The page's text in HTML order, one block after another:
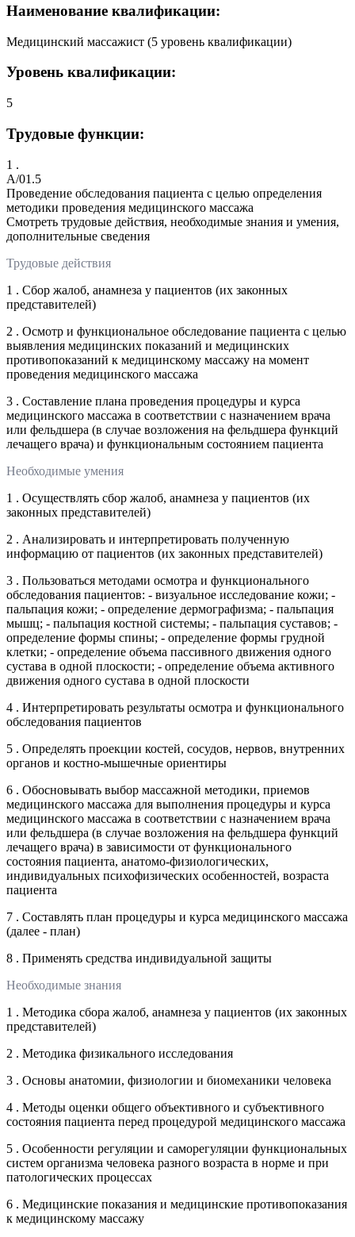
Наименование квалификации:
Медицинский массажист (5 уровень квалификации)
Уровень квалификации:
5
Трудовые функции:
1 .
A/01.5
Проведение обследования пациента с целью определения
методики проведения медицинского массажа
Смотреть трудовые действия, необходимые знания и умения,
дополнительные сведения
Трудовые действия
1 . Сбор жалоб, анамнеза у пациентов (их законных
представителей)
2 . Осмотр и функциональное обследование пациента с целью
выявления медицинских показаний и медицинских
противопоказаний к медицинскому массажу на момент
проведения медицинского массажа
3 . Составление плана проведения процедуры и курса
медицинского массажа в соответствии с назначением врача
или фельдшера (в случае возложения на фельдшера функций
лечащего врача) и функциональным состоянием пациента
Необходимые умения
1 . Осуществлять сбор жалоб, анамнеза у пациентов (их
законных представителей)
2 . Анализировать и интерпретировать полученную
информацию от пациентов (их законных представителей)
3 . Пользоваться методами осмотра и функционального
обследования пациентов: - визуальное исследование кожи; -
пальпация кожи; - определение дермографизма; - пальпация
мышц; - пальпация костной системы; - пальпация суставов; -
определение формы спины; - определение формы грудной
клетки; - определение объема пассивного движения одного
сустава в одной плоскости; - определение объема активного
движения одного сустава в одной плоскости
4 . Интерпретировать результаты осмотра и функционального
обследования пациентов
5 . Определять проекции костей, сосудов, нервов, внутренних
органов и костно-мышечные ориентиры
6 . Обосновывать выбор массажной методики, приемов
медицинского массажа для выполнения процедуры и курса
медицинского массажа в соответствии с назначением врача
или фельдшера (в случае возложения на фельдшера функций
лечащего врача) в зависимости от функционального
состояния пациента, анатомо-физиологических,
индивидуальных психофизических особенностей, возраста
пациента
7 . Составлять план процедуры и курса медицинского массажа
(далее - план)
8 . Применять средства индивидуальной защиты
Необходимые знания
1 . Методика сбора жалоб, анамнеза у пациентов (их законных
представителей)
2 . Методика физикального исследования
3 . Основы анатомии, физиологии и биомеханики человека
4 . Методы оценки общего объективного и субъективного
состояния пациента перед процедурой медицинского массажа
5 . Особенности регуляции и саморегуляции функциональных
систем организма человека разного возраста в норме и при
патологических процессах
6 . Медицинские показания и медицинские противопоказания
к медицинскому массажу